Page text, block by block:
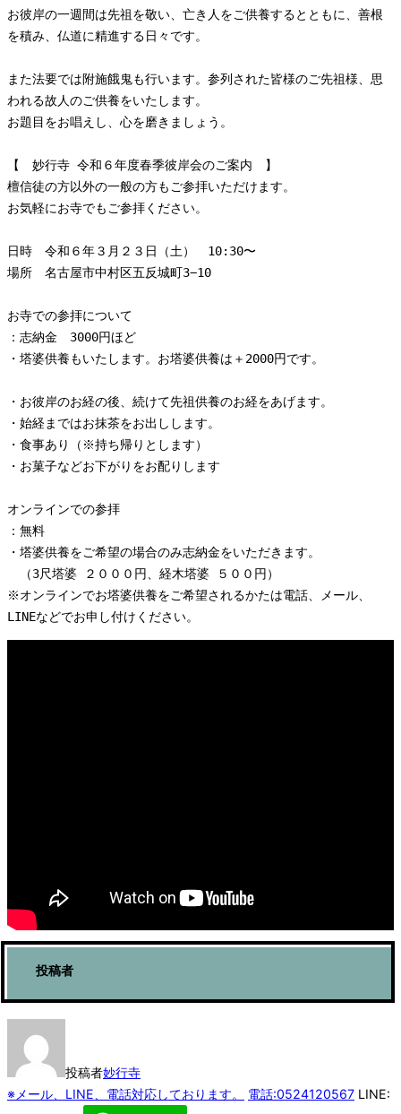
シ
ョ
ン
切
り
替
え
お彼岸の一週間は先祖を敬い、亡き人をご供養するとともに、善根
を積み、仏道に精進する日々です。
また法要では附施餓鬼も行います。参列された皆様のご先祖様、思
われる故人のご供養をいたします。
お題目をお唱えし、心を磨きましょう。
【　妙行寺 令和６年度春季彼岸会のご案内　】
檀信徒の方以外の一般の方もご参拝いただけます。
お気軽にお寺でもご参拝ください。
日時　令和６年３月２３日（土）　10:30〜
場所　名古屋市中村区五反城町3−10
お寺での参拝について
：志納金　3000円ほど
・塔婆供養もいたします。お塔婆供養は＋2000円です。
・お彼岸のお経の後、続けて先祖供養のお経をあげます。
・始経まではお抹茶をお出しします。
・食事あり（※持ち帰りとします）
・お菓子などお下がりをお配りします
オンラインでの参拝
：無料
・塔婆供養をご希望の場合のみ志納金をいただきます。
（3尺塔婆 ２０００円、経木塔婆 ５００円）
※オンラインでお塔婆供養をご希望されるかたは電話、メール、
LINEなどでお申し付けください。
投稿者
投稿者妙行寺
※メール、LINE、電話対応しております。
電話:0524120567 LINE: